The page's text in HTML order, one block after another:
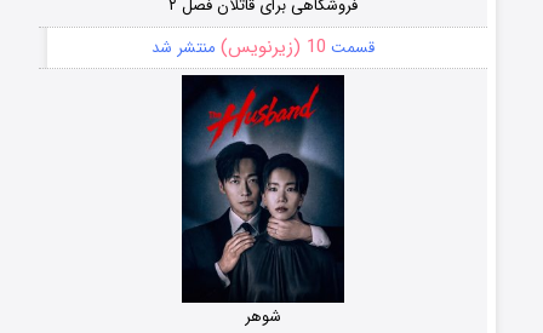
فروشگاهی برای قاتلان فصل ۲
قسمت 10 (زیرنویس) منتشر شد
شوهر